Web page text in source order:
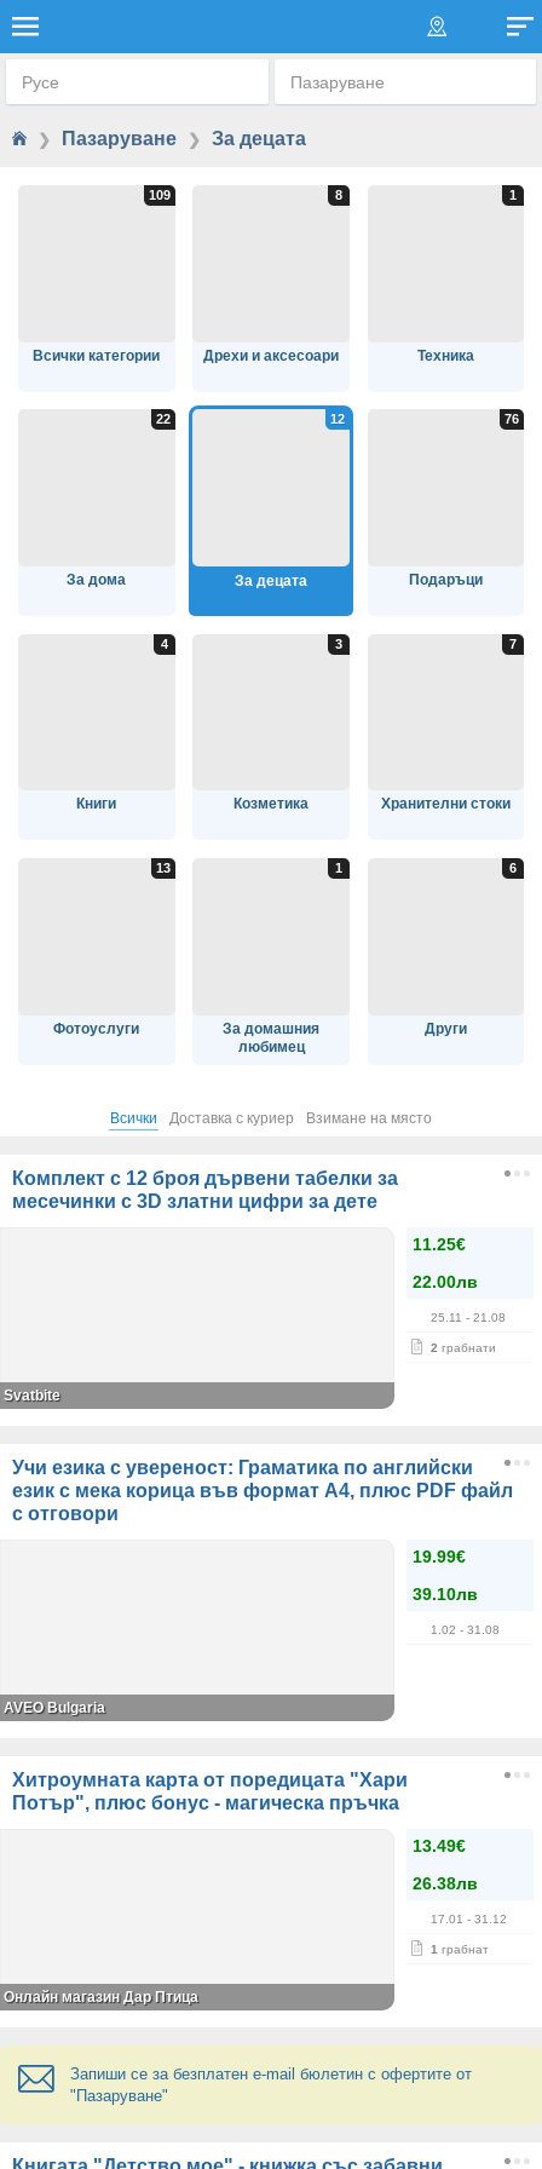
Русе Пазаруване
❯ Пазаруване ❯ За децата
Всички категории Дрехи и аксесоари Техника
За дома За децата Подаръци
Книги Козметика Хранителни стоки
Фотоуслуги
За домашния
любимец
Други
Всички Доставка с куриер Взимане на място
Комплект с 12 броя дървени табелки за
месечинки с 3D златни цифри за дете
11.25€
22.00лв
25.11 - 21.08
2 грабнати
Svatbite
Учи езика с увереност: Граматика по английски
език с мека корица във формат A4, плюс PDF файл
с отговори
19.99€
39.10лв
1.02 - 31.08
AVEO Bulgaria
Хитроумната карта от поредицата "Хари
Потър", плюс бонус - магическа пръчка
13.49€
26.38лв
17.01 - 31.12
1 грабнат
Онлайн магазин Дар Птица
Запиши се за безплатен e-mail бюлетин с офертите от
"Пазаруване"